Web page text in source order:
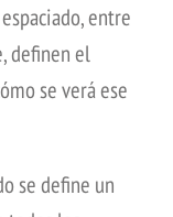
entre
definen el
se verá ese
se define un